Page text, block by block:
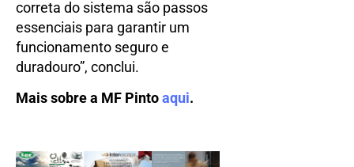
correta do sistema são passos
essenciais para garantir um
funcionamento seguro e
duradouro”, conclui.
Mais sobre a MF Pintoaqui.